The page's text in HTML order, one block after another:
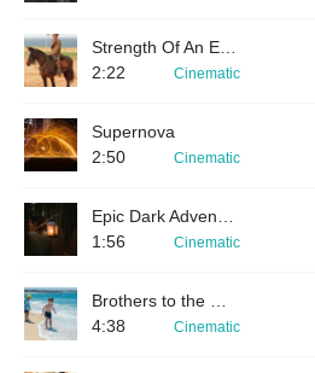
Strength Of An Empire
2:22
Cinematic
Supernova
2:50
Cinematic
1:56
Cinematic
4:38
Cinematic